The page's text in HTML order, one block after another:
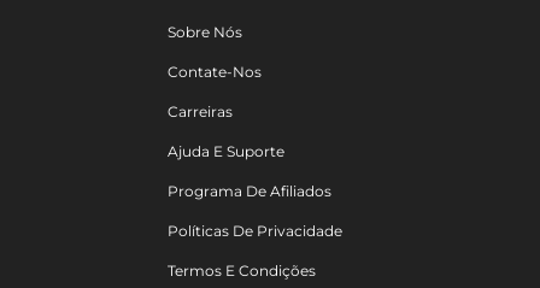
Sobre Nós
Contate-Nos
Carreiras
Ajuda E Suporte
Programa De Afiliados
Políticas De Privacidade
Termos E Condições